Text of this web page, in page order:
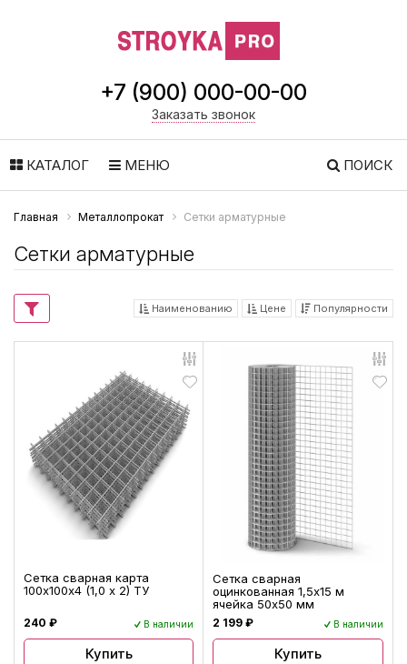
+7 (900) 000-00-00
Заказать звонок
КАТАЛОГ МЕНЮ ПОИСК
Главная Металлопрокат Сетки арматурные
Сетки арматурные
Наименованию Цене Популярности
Сетка сварная карта
100х100х4 (1,0 х 2) ТУ
240 ₽ В наличии
Купить
Сетка сварная
оцинкованная 1,5х15 м
ячейка 50х50 мм
2 199 ₽ В наличии
Купить